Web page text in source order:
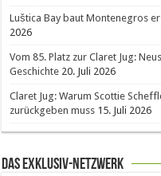
Luštica Bay baut Montenegros
2026
Vom 85. Platz zur Claret Jug:
Geschichte 20. Juli 2026
Claret Jug: Warum Scottie
zurückgeben muss 15. Juli 2026
Das Exklusiv-Netzwerk